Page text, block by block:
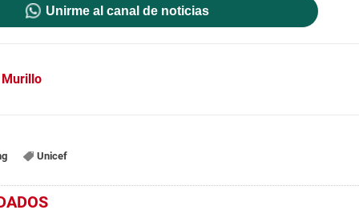
Unirme al canal de noticias
Murillo
Unicef